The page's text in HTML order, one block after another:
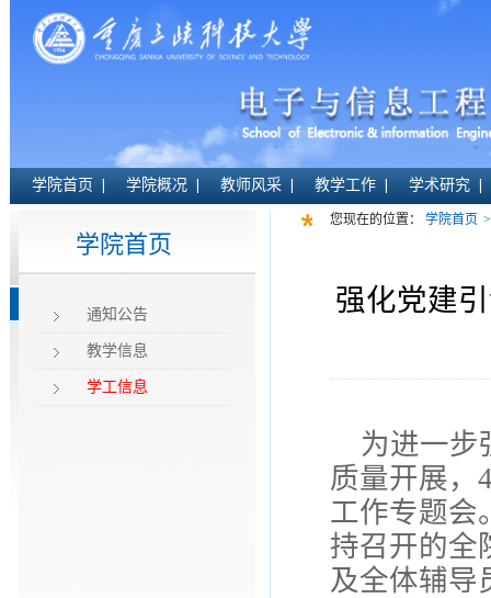
学院首页 学院概况 教师风采 教学工作 学术研究
学院首页
通知公告
教学信息
学工信息
您现在的位置： 学院首页
强化党建
为进一步
质量开展，
工作专题会
持召开的全
及全体辅导